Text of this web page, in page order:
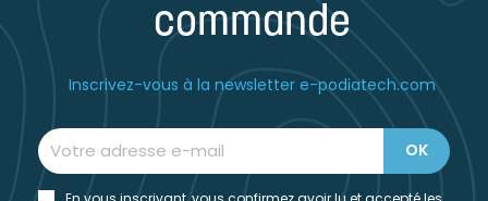
commande
Inscrivez-vous à la newsletter e-podiatech.com